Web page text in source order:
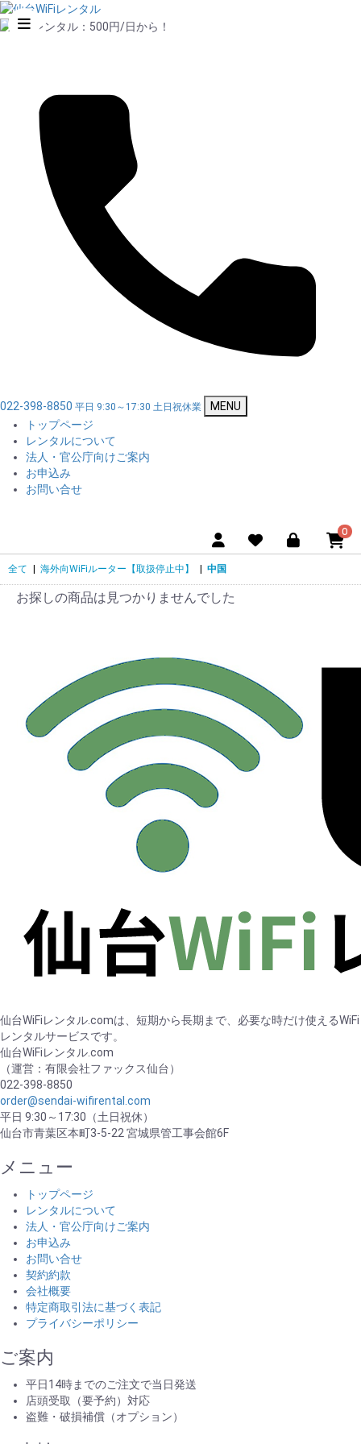
022-398-8850 平日 9:30～17:30 土日祝休業
MENU
トップページ
レンタルについて
法人・官公庁向けご案内
お申込み
お問い合せ
0
全て | 海外向WiFiルーター【取扱停止中】 | 中国
お探しの商品は見つかりませんでした
仙台WiFiレンタル.comは、短期から長期まで、必要な時だけ使えるWiFi
レンタルサービスです。
仙台WiFiレンタル.com
（運営：有限会社ファックス仙台）
022-398-8850
order@sendai-wifirental.com
平日 9:30～17:30（土日祝休）
仙台市青葉区本町3-5-22 宮城県管工事会館6F
メニュー
トップページ
レンタルについて
法人・官公庁向けご案内
お申込み
お問い合せ
契約約款
会社概要
特定商取引法に基づく表記
プライバシーポリシー
ご案内
平日14時までのご注文で当日発送
店頭受取（要予約）対応
盗難・破損補償（オプション）